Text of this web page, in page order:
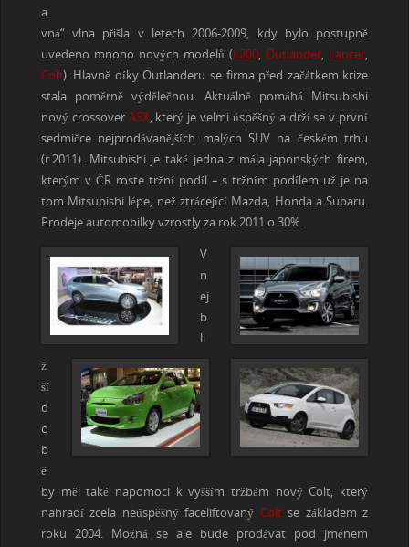
a
vná“ vlna přišla v letech 2006-2009, kdy bylo postupně
uvedeno mnoho nových modelů (L200,Outlander, Lancer,
Colt). Hlavně díky Outlanderu se firma před začátkem krize
stala poměrně výdělečnou. Aktuálně pomáhá Mitsubishi
nový crossover ASX, který je velmi úspěšný a drží se v první
sedmičce nejprodávanějších malých SUV na českém trhu
(r.2011). Mitsubishi je také jedna z mála japonských firem,
kterým v ČR roste tržní podíl – s tržním podílem už je na
tom Mitsubishi lépe, než ztrácející Mazda, Honda a Subaru.
Prodeje automobilky vzrostly za rok 2011 o 30%.
V
n
ej
b
li
ž
ší
d
o
b
ě
by měl také napomoci k vyšším tržbám nový Colt, který
nahradí zcela neúspěšný faceliftovaný Coltse základem z
roku 2004. Možná se ale bude prodávat pod jménem